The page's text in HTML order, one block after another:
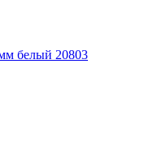
белый 20803